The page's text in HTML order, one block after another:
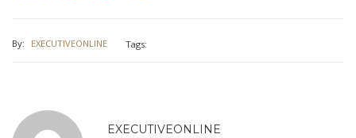
By: EXECUTIVEONLINE Tags:
EXECUTIVEONLINE